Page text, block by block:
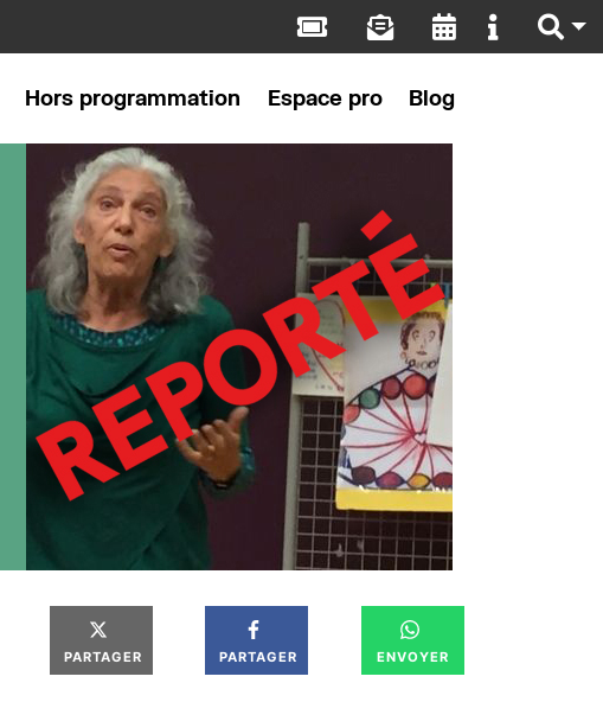
Hors programmation Espace pro Blog
PARTAGER PARTAGER ENVOYER